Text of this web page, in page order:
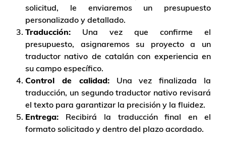
solicitud, le enviaremos un presupuesto
personalizado y detallado.
Traducción: Una vez que confirme el
presupuesto, asignaremos su proyecto a un
traductor nativo de catalán con experiencia en
su campo específico.
Control de calidad:Una vez finalizada la
traducción, un segundo traductor nativo revisará
el texto para garantizar la precisión y la fluidez.
Entrega: Recibirá la traducción final en el
formato solicitado y dentro del plazo acordado.